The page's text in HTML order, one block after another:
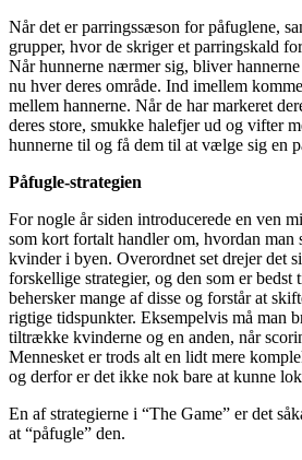
Når det er parringssæson for påfuglene,
grupper, hvor de skriger et parringskald
Når hunnerne nærmer sig, bliver
nu hver deres område. Ind imellem
mellem hannerne. Når de har markeret
deres store, smukke halefjer ud og vifter
hunnerne til og få dem til at vælge sig en
Påfugle-strategien
For nogle år siden introducerede en ven
som kort fortalt handler om, hvordan man
kvinder i byen. Overordnet set drejer det
forskellige strategier, og den som er bedst
behersker mange af disse og forstår at
rigtige tidspunkter. Eksempelvis må man
tiltrække kvinderne og en anden, når
Mennesket er trods alt en lidt mere
og derfor er det ikke nok bare at kunne
En af strategierne i “The Game” er det
at “påfugle” den.